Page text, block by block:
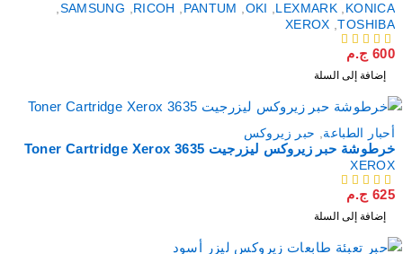
KONICA
,
LEXMARK
,
OKI
,
PANTUM
,
RICOH
,
SAMSUNG
,
TOSHIBA
,
XEROX
600 ج.م
إضافة إلى السلة
أحبار الطباعة, حبر زيروكس
خرطوشة حبر زيروكس ليزرجيت Toner Cartridge Xerox 3635
XEROX
625 ج.م
إضافة إلى السلة